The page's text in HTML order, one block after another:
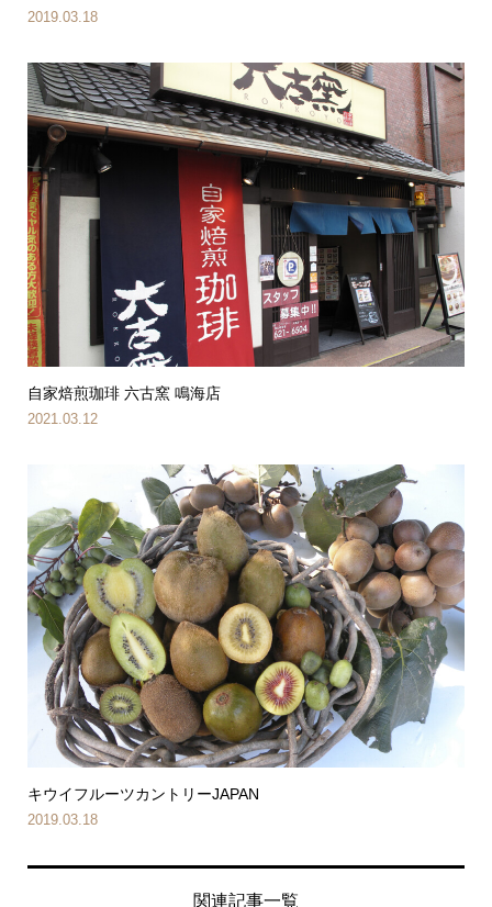
2019.03.18
自家焙煎珈琲 六古窯 鳴海店
2021.03.12
キウイフルーツカントリーJAPAN
2019.03.18
関連記事一覧